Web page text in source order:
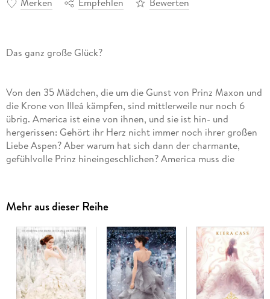
Das ganz große Glück?
Von den 35 Mädchen, die um die Gunst von Prinz Maxon und
die Krone von Illeá kämpfen, sind mittlerweile nur noch 6
übrig. America ist eine von ihnen, und sie ist hin- und
hergerissen: Gehört ihr Herz nicht immer noch ihrer großen
Liebe Aspen? Aber warum hat sich dann der charmante,
gefühlvolle Prinz hineingeschlichen? America muss die
Auch im zweiten Band der "Selection"-Trilogie geht es um die
ganz großen Gefühle! Kiera Cass versteht es meisterhaft, das
im ersten Band vorgestellte Liebesdreieck noch ein bisschen
verzwickter zu machen und die Leserinnen gemeinsam mit
America hin- und her schwanken zu lassen: Maxon oder
Aspen? Aspen oder Maxon?
Mehr aus dieser Reihe